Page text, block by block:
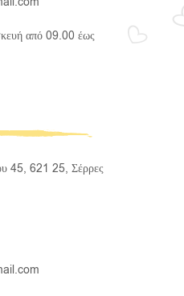
από 09.00 έως
45, 621 25, Σέρρες